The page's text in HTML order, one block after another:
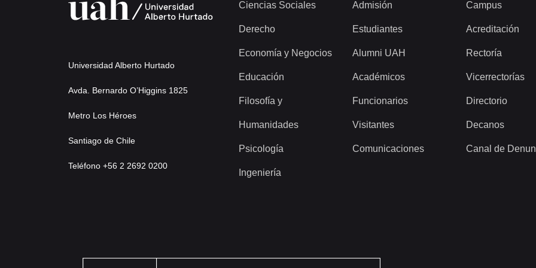
Universidad Alberto Hurtado
Avda. Bernardo O’Higgins 1825
Metro Los Héroes
Santiago de Chile
Teléfono +56 2 2692 0200
Ciencias Sociales
Derecho
Economía y Negocios
Educación
Filosofía y
Humanidades
Psicología
Ingeniería
Admisión
Estudiantes
Alumni UAH
Académicos
Funcionarios
Visitantes
Comunicaciones
Campus
Acreditación
Rectoría
Vicerrectorías
Directorio
Decanos
Canal de